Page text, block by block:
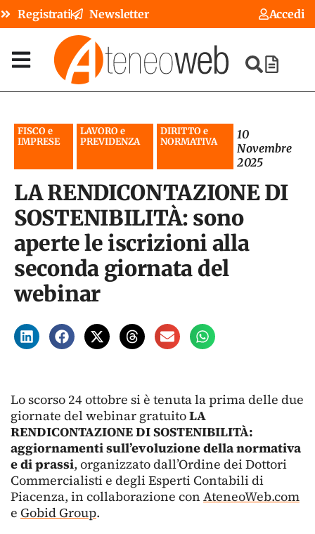
Registrati Newsletter Accedi
FISCO e
IMPRESE
LAVORO e
PREVIDENZA
DIRITTO e
NORMATIVA
10
Novembre
2025
LA RENDICONTAZIONE DI
SOSTENIBILITÀ: sono
aperte le iscrizioni alla
seconda giornata del
webinar
Lo scorso 24 ottobre si è tenuta la prima delle due
giornate del webinar gratuitoLA
RENDICONTAZIONE DI SOSTENIBILITÀ:
aggiornamenti sull’evoluzione della normativa
e di prassi, organizzato dall’Ordine dei Dottori
Commercialisti e degli Esperti Contabili di
Piacenza, in collaborazione con AteneoWeb.com
e Gobid Group.